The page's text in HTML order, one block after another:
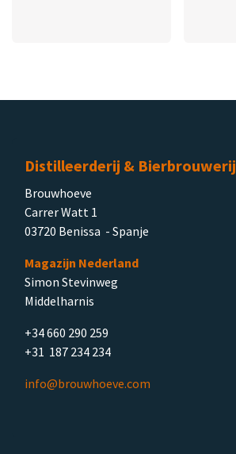
Distilleerderij & Bierbrouwerij
Brouwhoeve
Carrer Watt 1
03720 Benissa - Spanje
Magazijn Nederland
Simon Stevinweg
Middelharnis
+34 660 290 259
+31 187 234 234
info@brouwhoeve.com